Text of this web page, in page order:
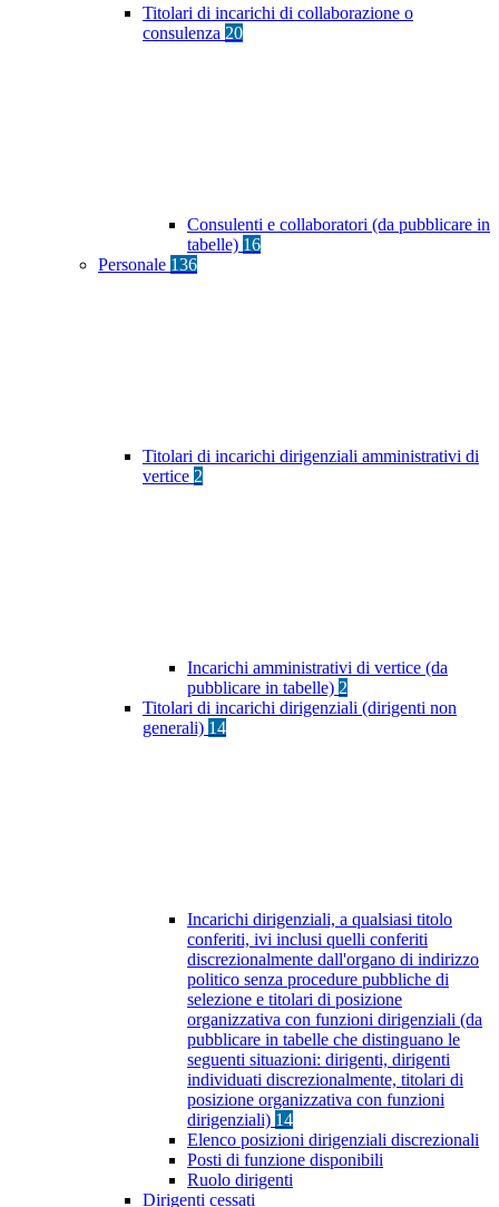
Titolari di incarichi di collaborazione o
consulenza 20
Consulenti e collaboratori (da pubblicare in
tabelle) 16
Personale 136
Titolari di incarichi dirigenziali amministrativi di
vertice 2
Incarichi amministrativi di vertice (da
pubblicare in tabelle) 2
Titolari di incarichi dirigenziali (dirigenti non
generali) 14
Incarichi dirigenziali, a qualsiasi titolo
conferiti, ivi inclusi quelli conferiti
discrezionalmente dall'organo di indirizzo
politico senza procedure pubbliche di
selezione e titolari di posizione
organizzativa con funzioni dirigenziali (da
pubblicare in tabelle che distinguano le
seguenti situazioni: dirigenti, dirigenti
individuati discrezionalmente, titolari di
posizione organizzativa con funzioni
dirigenziali) 14
Elenco posizioni dirigenziali discrezionali
Posti di funzione disponibili
Ruolo dirigenti
Dirigenti cessati